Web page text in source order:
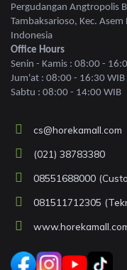
Pergudangan Angtropolis
Tambaksarioso, Kec.
Indonesia
Office Hours
Senin - Kamis : 08:00 -
Jum'at : 08:00 - 16:30 WIB
Sabtu : 08:00 - 14:00 WIB
cs@horekamall.com
(021) 38783380
08551688000
081511712305